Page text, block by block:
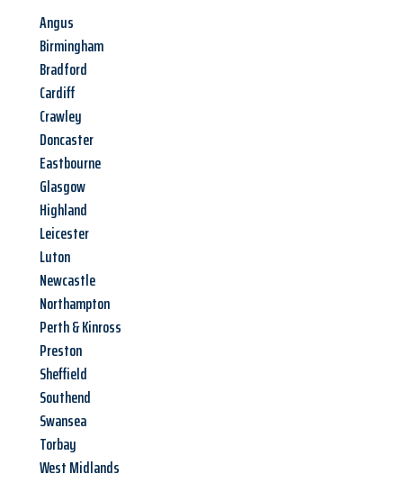
Angus
Birmingham
Bradford
Cardiff
Crawley
Doncaster
Eastbourne
Glasgow
Highland
Leicester
Luton
Newcastle
Northampton
Perth & Kinross
Preston
Sheffield
Southend
Swansea
Torbay
West Midlands